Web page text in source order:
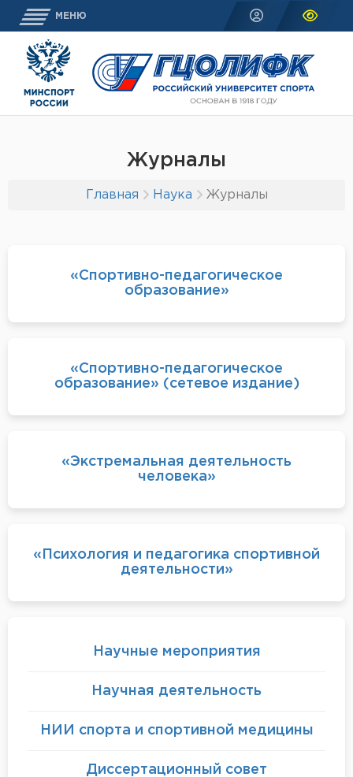
МЕНЮ
Журналы
Главная Наука Журналы
«Спортивно-педагогическое
образование»
«Спортивно-педагогическое
образование» (сетевое издание)
«Экстремальная деятельность
человека»
«Психология и педагогика спортивной
деятельности»
Научные мероприятия
Научная деятельность
НИИ спорта и спортивной медицины
Диссертационный совет